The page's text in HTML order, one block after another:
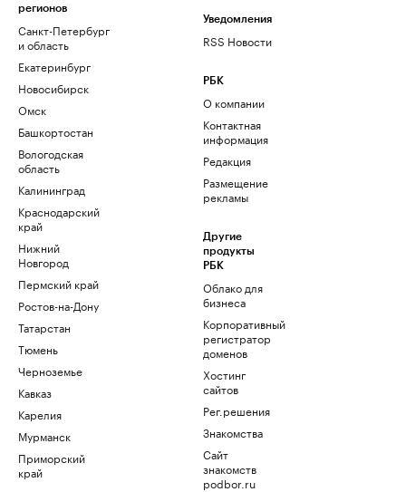
регионов
Санкт-Петербург
и область
Екатеринбург
Новосибирск
Омск
Башкортостан
Вологодская
область
Калининград
Краснодарский
край
Нижний
Новгород
Пермский край
Ростов-на-Дону
Татарстан
Тюмень
Черноземье
Кавказ
Карелия
Мурманск
Приморский
край
Уведомления
RSS Новости
РБК
О компании
Контактная
информация
Редакция
Размещение
рекламы
Другие
продукты
РБК
Облако для
бизнеса
Корпоративный
регистратор
доменов
Хостинг
сайтов
Рег.решения
Знакомства
Сайт
знакомств
podbor.ru